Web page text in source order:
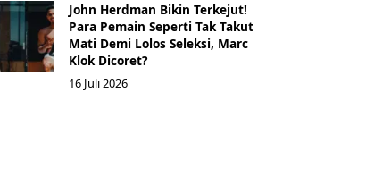
John Herdman Bikin Terkejut!
Para Pemain Seperti Tak Takut
Mati Demi Lolos Seleksi, Marc
Klok Dicoret?
16 Juli 2026